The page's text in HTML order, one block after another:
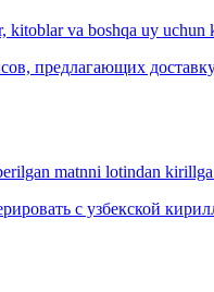
va boshqa uy uchun
предлагающих
matnni lotindan
с узбекской